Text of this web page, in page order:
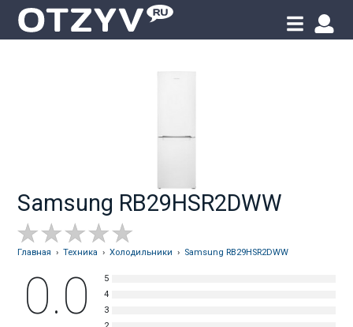
Samsung RB29HSR2DWW
Главная ›Техника ›Холодильники › Samsung RB29HSR2DWW
0.0